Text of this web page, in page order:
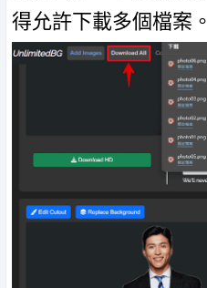
得允許下載多個檔案。